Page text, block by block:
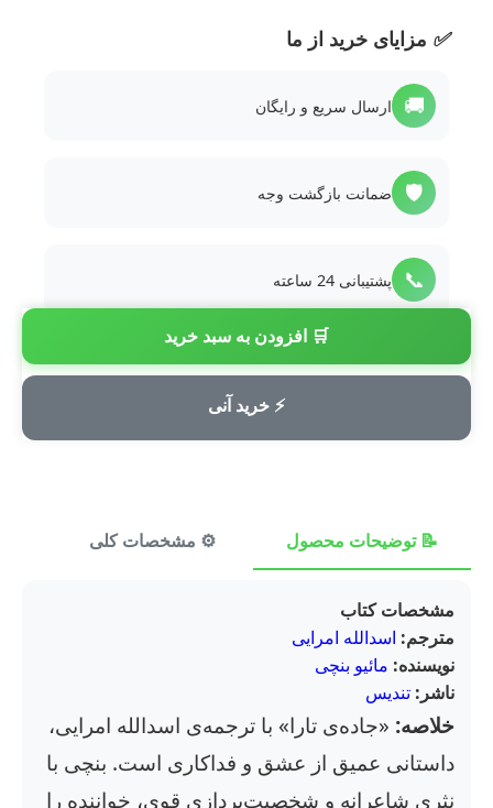
🛒 افزودن به سبد خرید
⚡ خرید آنی
✅ مزایای خرید از ما
🚚 ارسال سریع و رایگان
🛡️ ضمانت بازگشت وجه
📞 پشتیبانی 24 ساعته
💳 پرداخت امن
📝 توضیحات محصول ⚙️ مشخصات کلی
مشخصات کتاب
مترجم: اسدالله امرایی
نویسنده: مائیو بنچی
ناشر: تندیس
خلاصه: «جاده‌ی تارا» با ترجمه‌ی اسدالله امرایی،
داستانی عمیق از عشق و فداکاری است. بنچی با
نثری شاعرانه و شخصیت‌پردازی قوی، خواننده را